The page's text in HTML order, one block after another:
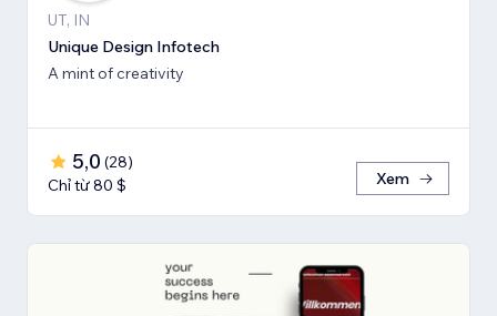
UT, IN
Unique Design Infotech
A mint of creativity
5,0 (28)
Chỉ từ 80 $
Xem